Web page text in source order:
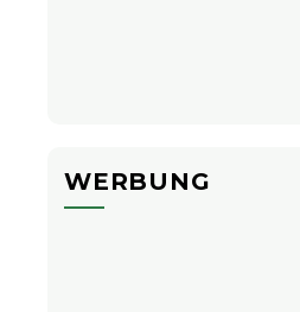
WERBUNG